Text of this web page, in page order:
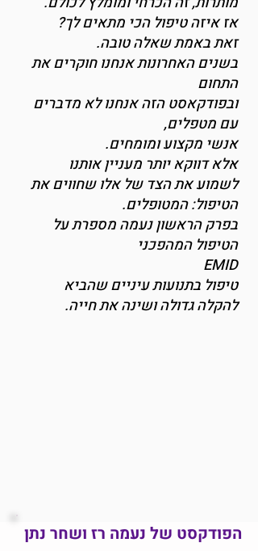
אז איזה טיפול הכי מתאים לך?
זאת באמת שאלה טובה.
בשנים האחרונות אנחנו חוקרים את
התחום
ובפודקאסט הזה אנחנו לא מדברים
עם מטפלים,
אנשי מקצוע ומומחים.
אלא דווקא יותר מעניין אותנו
לשמוע את הצד של אלו שחווים את
הטיפול: המטופלים.
בפרק הראשון נעמה מספרת על
הטיפול המהפכני
EMID
טיפול בתנועות עיניים שהביא
להקלה גדולה ושינה את חייה.
הפודקסט של נעמה רז ושחר נתן